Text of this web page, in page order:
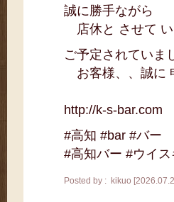
誠に勝手ながら
店休と させて い
ご予定されていま
お客様、、誠に
http://k-s-bar.com
#高知 #bar #バー
#高知バー #ウイス
Posted by : kikuo